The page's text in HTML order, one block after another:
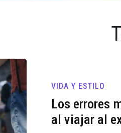
VIDA Y ESTILO
Los errores
al viajar al